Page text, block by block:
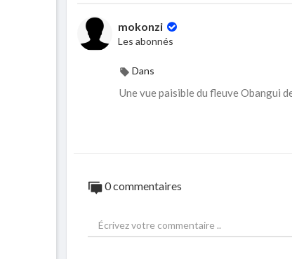
mokonzi
Les abonnés
Dans
Une vue paisible du fleuve Obangui
0 commentaires